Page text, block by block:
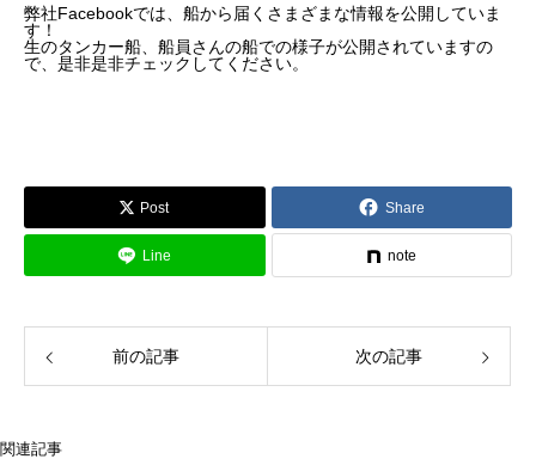
弊社Facebookでは、船から届くさまざまな情報を公開していま
す！
生のタンカー船、船員さんの船での様子が公開されていますの
で、是非是非チェックしてください。
Post Share
Line note
前の記事 次の記事
関連記事